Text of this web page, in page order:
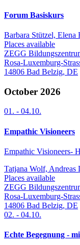
Forum Basiskurs
Barbara Stützel, Elena
Places available
ZEGG
Rosa-Luxemburg-
14806 Bad Belzig, DE
October 2026
01. - 04.10.
Empathic Visioneers
Empathic Visioneers-
Tatjana Wolf, Andreas
Places available
ZEGG
Rosa-Luxemburg-
14806 Bad Belzig, DE
02. - 04.10.
Echte Begegnung -